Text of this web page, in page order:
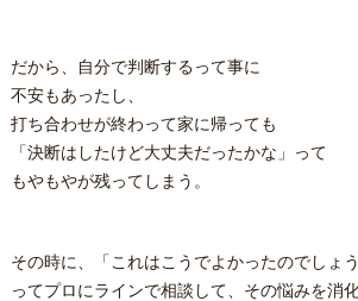
だから、自分で判断するって事に
不安もあったし、
打ち合わせが終わって家に帰っても
「決断はしたけど大丈夫だったかな」って
もやもやが残ってしまう。
その時に、「これはこうでよかったのでしょう
ってプロにラインで相談して、その悩みを消